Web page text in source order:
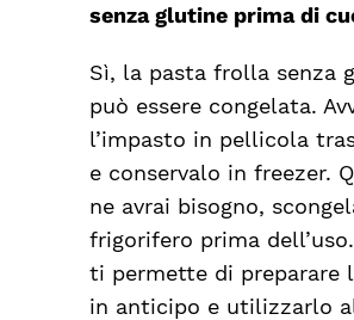
senza glutine prima di
Sì, la pasta frolla senza
può essere congelata.
l’impasto in pellicola
e conservalo in freezer.
ne avrai bisogno,
frigorifero prima
ti permette di preparare
in anticipo e utilizzarlo